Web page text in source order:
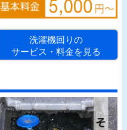
洗濯機回りの
サービス・料金を見る